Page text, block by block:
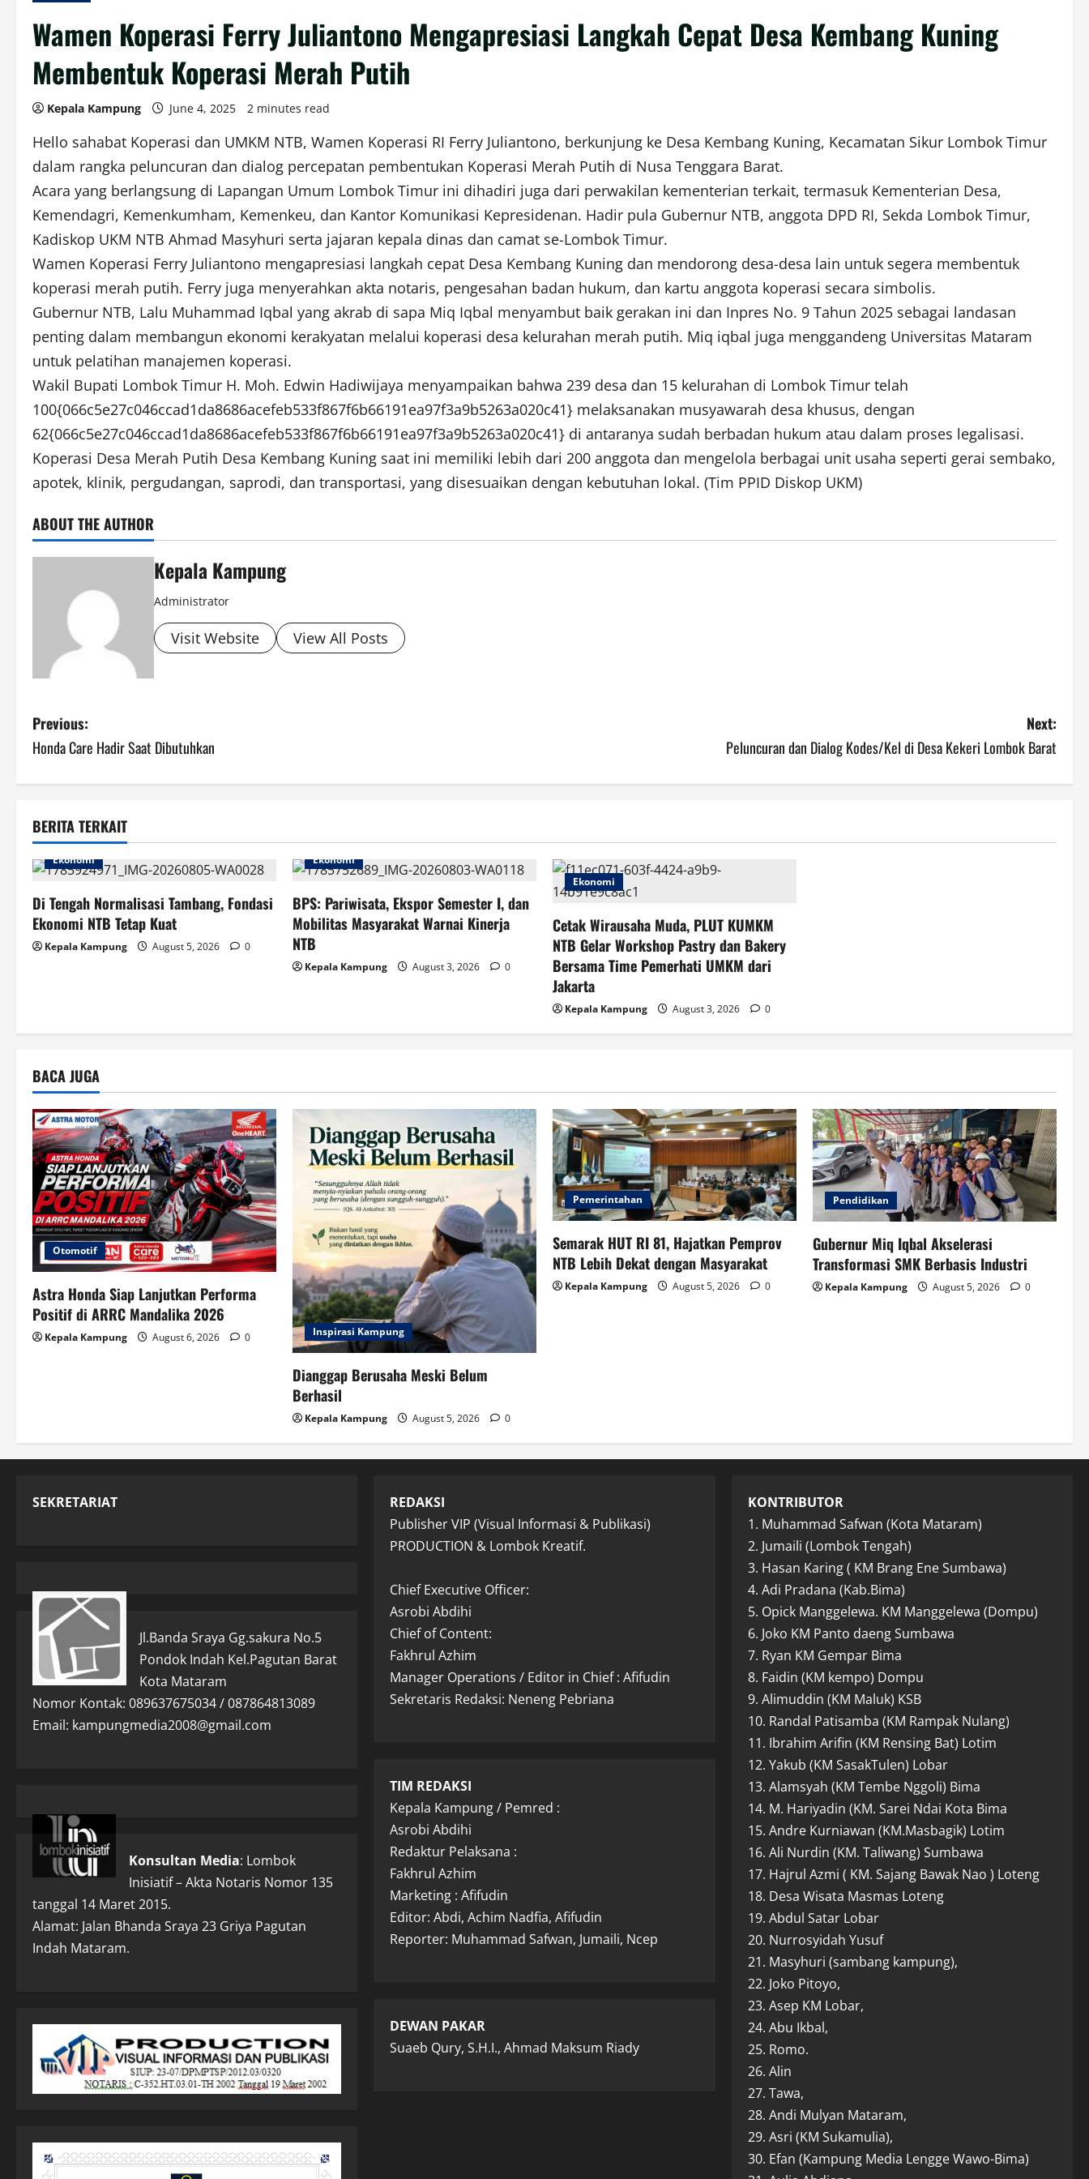
Wamen Koperasi Ferry Juliantono Mengapresiasi Langkah Cepat Desa Kembang Kuning
Membentuk Koperasi Merah Putih
Kepala Kampung June 4, 2025 2 minutes read
Hello sahabat Koperasi dan UMKM NTB, Wamen Koperasi RI Ferry Juliantono, berkunjung ke Desa Kembang Kuning, Kecamatan Sikur Lombok Timur
dalam rangka peluncuran dan dialog percepatan pembentukan Koperasi Merah Putih di Nusa Tenggara Barat.
Acara yang berlangsung di Lapangan Umum Lombok Timur ini dihadiri juga dari perwakilan kementerian terkait, termasuk Kementerian Desa,
Kemendagri, Kemenkumham, Kemenkeu, dan Kantor Komunikasi Kepresidenan. Hadir pula Gubernur NTB, anggota DPD RI, Sekda Lombok Timur,
Kadiskop UKM NTB Ahmad Masyhuri serta jajaran kepala dinas dan camat se-Lombok Timur.
‎Wamen Koperasi Ferry Juliantono mengapresiasi langkah cepat Desa Kembang Kuning dan mendorong desa-desa lain untuk segera membentuk
koperasi merah putih. Ferry juga menyerahkan akta notaris, pengesahan badan hukum, dan kartu anggota koperasi secara simbolis.
Gubernur NTB, Lalu Muhammad Iqbal yang akrab di sapa Miq Iqbal menyambut baik gerakan ini dan Inpres No. 9 Tahun 2025 sebagai landasan
penting dalam membangun ekonomi kerakyatan melalui koperasi desa kelurahan merah putih. Miq iqbal juga menggandeng Universitas Mataram
untuk pelatihan manajemen koperasi.
Wakil Bupati Lombok Timur H. Moh. Edwin Hadiwijaya menyampaikan bahwa 239 desa dan 15 kelurahan di Lombok Timur telah
100{066c5e27c046ccad1da8686acefeb533f867f6b66191ea97f3a9b5263a020c41} melaksanakan musyawarah desa khusus, dengan
62{066c5e27c046ccad1da8686acefeb533f867f6b66191ea97f3a9b5263a020c41} di antaranya sudah berbadan hukum atau dalam proses legalisasi.
‎Koperasi Desa Merah Putih Desa Kembang Kuning saat ini memiliki lebih dari 200 anggota dan mengelola berbagai unit usaha seperti gerai sembako,
apotek, klinik, pergudangan, saprodi, dan transportasi, yang disesuaikan dengan kebutuhan lokal. (Tim PPID Diskop UKM)
ABOUT THE AUTHOR
Kepala Kampung
Administrator
Visit Website View All Posts
P
o
s
t
n
a
v
a
t
i
o
n
Previous:
Honda Care Hadir Saat Dibutuhkan
Next:
Peluncuran dan Dialog Kodes/Kel di Desa Kekeri Lombok Barat
BERITA TERKAIT
Ekonomi
Di Tengah Normalisasi Tambang, Fondasi
Ekonomi NTB Tetap Kuat
Kepala Kampung August 5, 2026 0
Ekonomi
BPS: Pariwisata, Ekspor Semester I, dan
Mobilitas Masyarakat Warnai Kinerja
NTB
Kepala Kampung August 3, 2026 0
Ekonomi
Cetak Wirausaha Muda, PLUT KUMKM
NTB Gelar Workshop Pastry dan Bakery
Bersama Time Pemerhati UMKM dari
Jakarta
Kepala Kampung August 3, 2026 0
BACA JUGA
Otomotif
Astra Honda Siap Lanjutkan Performa
Positif di ARRC Mandalika 2026
Kepala Kampung August 6, 2026 0 Inspirasi Kampung
Dianggap Berusaha Meski Belum
Berhasil
Kepala Kampung August 5, 2026 0
Pemerintahan
Semarak HUT RI 81, Hajatkan Pemprov
NTB Lebih Dekat dengan Masyarakat
Kepala Kampung August 5, 2026 0
Pendidikan
Gubernur Miq Iqbal Akselerasi
Transformasi SMK Berbasis Industri
Kepala Kampung August 5, 2026 0
SEKRETARIAT
Jl.Banda Sraya Gg.sakura No.5
Pondok Indah Kel.Pagutan Barat
Kota Mataram
Nomor Kontak: 089637675034 / 087864813089
Email: kampungmedia2008@gmail.com
Konsultan Media: Lombok
Inisiatif – Akta Notaris Nomor 135
tanggal 14 Maret 2015.
Alamat: Jalan Bhanda Sraya 23 Griya Pagutan
Indah Mataram.
REDAKSI
Publisher VIP (Visual Informasi & Publikasi)
PRODUCTION & Lombok Kreatif.
Chief Executive Officer:
Asrobi Abdihi
Chief of Content:
Fakhrul Azhim
Manager Operations / Editor in Chief : Afifudin
Sekretaris Redaksi: Neneng Pebriana
TIM REDAKSI
Kepala Kampung / Pemred :
Asrobi Abdihi
Redaktur Pelaksana :
Fakhrul Azhim
Marketing : Afifudin
Editor: Abdi, Achim Nadfia, Afifudin
Reporter: Muhammad Safwan, Jumaili, Ncep
DEWAN PAKAR
Suaeb Qury, S.H.I., Ahmad Maksum Riady
KONTRIBUTOR
1. Muhammad Safwan (Kota Mataram)
2. Jumaili (Lombok Tengah)
3. Hasan Karing ( KM Brang Ene Sumbawa)
4. Adi Pradana (Kab.Bima)
5. Opick Manggelewa. KM Manggelewa (Dompu)
6. Joko KM Panto daeng Sumbawa
7. Ryan KM Gempar Bima
8. Faidin (KM kempo) Dompu
9. Alimuddin (KM Maluk) KSB
10. Randal Patisamba (KM Rampak Nulang)
11. Ibrahim Arifin (KM Rensing Bat) Lotim
12. Yakub (KM SasakTulen) Lobar
13. Alamsyah (KM Tembe Nggoli) Bima
14. M. Hariyadin (KM. Sarei Ndai Kota Bima
15. Andre Kurniawan (KM.Masbagik) Lotim
16. Ali Nurdin (KM. Taliwang) Sumbawa
17. Hajrul Azmi ( KM. Sajang Bawak Nao ) Loteng
18. Desa Wisata Masmas Loteng
19. Abdul Satar Lobar
20. Nurrosyidah Yusuf
21. Masyhuri (sambang kampung),
22. Joko Pitoyo,
23. Asep KM Lobar,
24. Abu Ikbal,
25. Romo.
26. Alin
27. Tawa,
28. Andi Mulyan Mataram,
29. Asri (KM Sukamulia),
30. Efan (Kampung Media Lengge Wawo-Bima)